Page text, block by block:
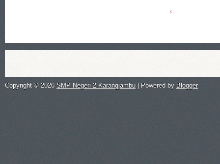
‹
Copyright © 2026 SMP Negeri 2 Karangjambu | Powered by Blogger